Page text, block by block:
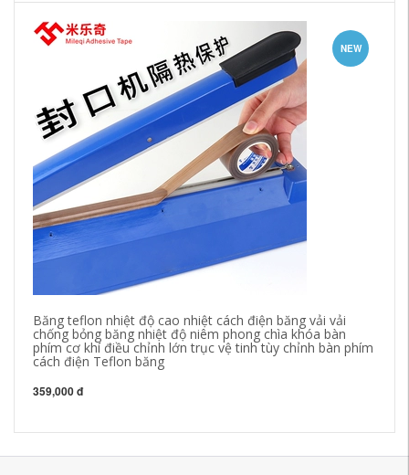
NEW
Băng teflon nhiệt độ cao nhiệt cách điện băng vải vải
chống bỏng băng nhiệt độ niêm phong chìa khóa bàn
phím cơ khí điều chỉnh lớn trục vệ tinh tùy chỉnh bàn phím
cách điện Teflon băng
359,000 đ